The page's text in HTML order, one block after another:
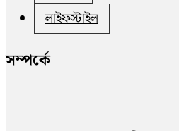
লাইফস্টাইল
সম্পর্কে